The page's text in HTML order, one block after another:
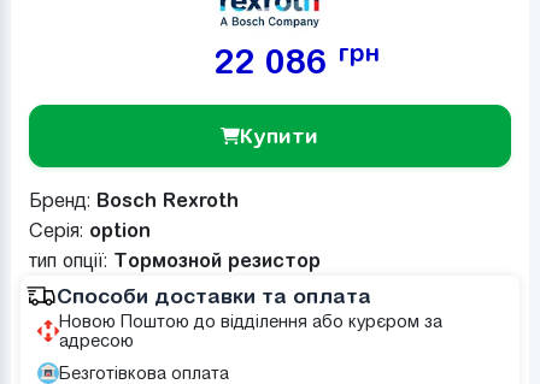
22 086 грн
Купити
Бренд: Bosch Rexroth
Серія: option
тип опції: Тормозной резистор
Способи доставки та оплата
Новою Поштою до відділення або курєром за
адресою
Безготівкова оплата